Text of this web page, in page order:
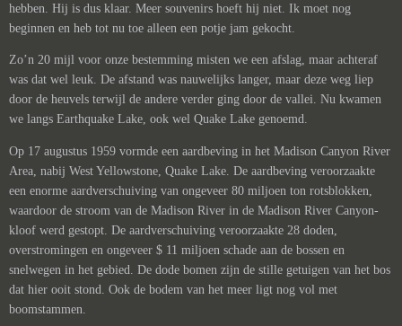
hebben. Hij is dus klaar. Meer souvenirs hoeft hij niet. Ik moet nog
beginnen en heb tot nu toe alleen een potje jam gekocht.
Zo’n 20 mijl voor onze bestemming misten we een afslag, maar achteraf
was dat wel leuk. De afstand was nauwelijks langer, maar deze weg liep
door de heuvels terwijl de andere verder ging door de vallei. Nu kwamen
we langs Earthquake Lake, ook wel Quake Lake genoemd.
Op 17 augustus 1959 vormde een aardbeving in het Madison Canyon River
Area, nabij West Yellowstone, Quake Lake. De aardbeving veroorzaakte
een enorme aardverschuiving van ongeveer 80 miljoen ton rotsblokken,
waardoor de stroom van de Madison River in de Madison River Canyon-
kloof werd gestopt. De aardverschuiving veroorzaakte 28 doden,
overstromingen en ongeveer $ 11 miljoen schade aan de bossen en
snelwegen in het gebied. De dode bomen zijn de stille getuigen van het bos
dat hier ooit stond. Ook de bodem van het meer ligt nog vol met
boomstammen.